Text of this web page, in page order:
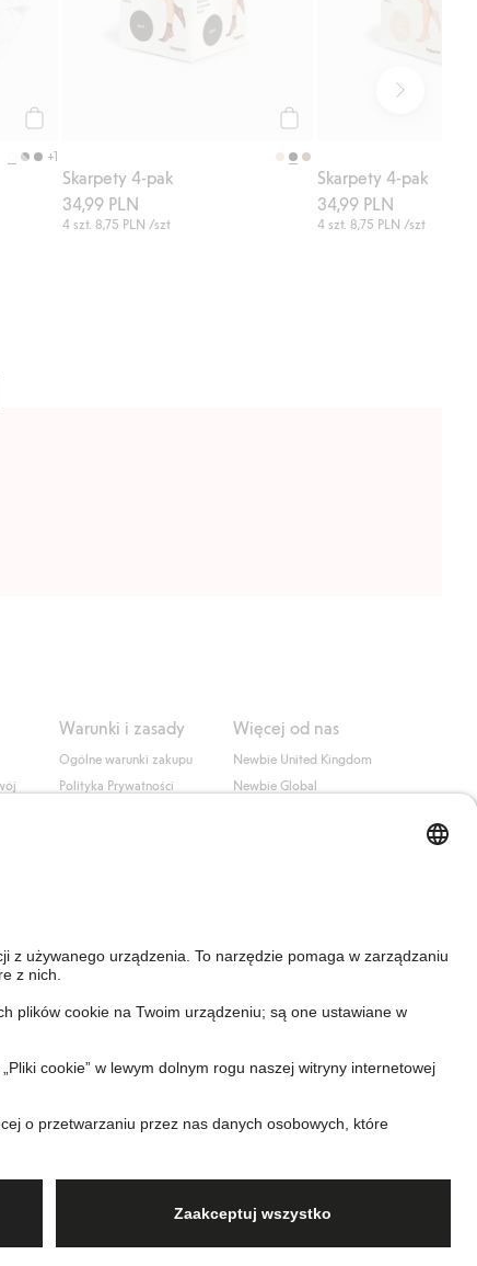
+1
Skarpety 4-pak
34,99 PLN
4 szt. 8,75 PLN /szt
Skarpety 4-pak
34,99 PLN
4 szt. 8,75 PLN /szt
Warunki i zasady
Ogólne warunki zakupu
Polityka Prywatności
Więcej od nas
Newbie United Kingdom
Newbie Global